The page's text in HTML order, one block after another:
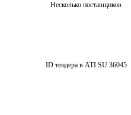
Несколько поставщиков
ID тендера в ATI.SU 36045